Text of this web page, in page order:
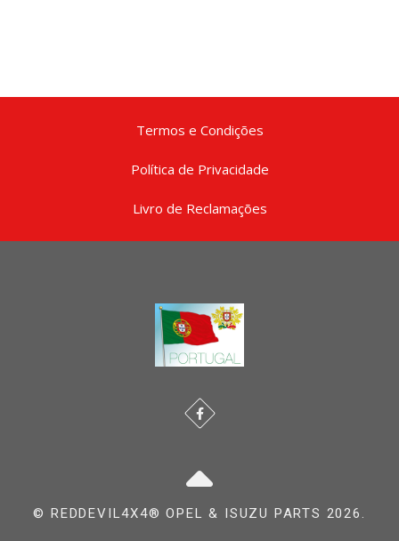
Termos e Condições
Política de Privacidade
Livro de Reclamações
© REDDEVIL4X4® OPEL & ISUZU PARTS 2026.